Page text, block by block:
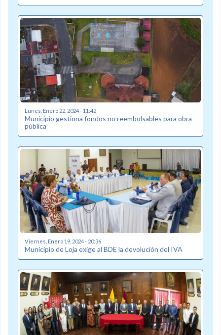
Lunes, Enero 22, 2024 - 11:42
Municipio gestiona fondos no reembolsables para obra
pública
Viernes, Enero 19, 2024 - 20:36
Municipio de Loja exige al BDE la devolución del IVA